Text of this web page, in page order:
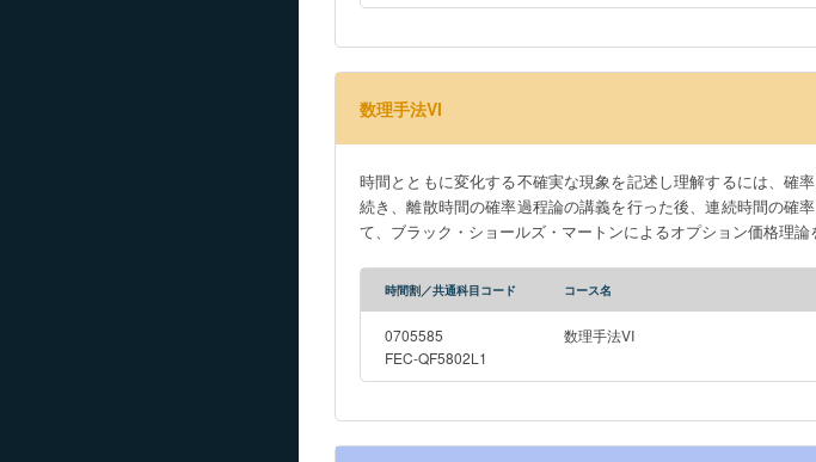
数理手法VI
時間とともに変化する不確実な現象を記述し理解するには、
続き、離散時間の確率過程論の講義を行った後、連続時間の確
て、ブラック・ショールズ・マートンによるオプション価格理論
時間割／共通科目コード コース名
0705585
FEC-QF5802L1
数理手法VI